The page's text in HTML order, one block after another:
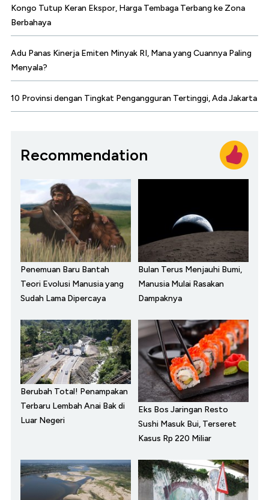
Kongo Tutup Keran Ekspor, Harga Tembaga Terbang ke Zona
Berbahaya
Adu Panas Kinerja Emiten Minyak RI, Mana yang Cuannya Paling
Menyala?
10 Provinsi dengan Tingkat Pengangguran Tertinggi, Ada Jakarta
Recommendation
Penemuan Baru Bantah
Teori Evolusi Manusia yang
Sudah Lama Dipercaya
Bulan Terus Menjauhi Bumi,
Manusia Mulai Rasakan
Dampaknya
Berubah Total! Penampakan
Terbaru Lembah Anai Bak di
Luar Negeri
Eks Bos Jaringan Resto
Sushi Masuk Bui, Terseret
Kasus Rp 220 Miliar